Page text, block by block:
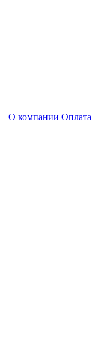
О компании Оплата